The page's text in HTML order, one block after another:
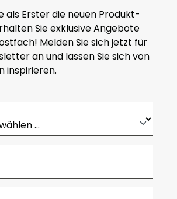
als Erster die neuen Produkt-
Sie exklusive Angebote
Melden Sie sich jetzt für
an und lassen Sie sich von
inspirieren.